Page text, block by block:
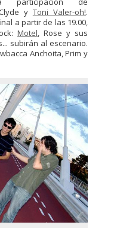
y Toni Valer-oh!.
a partir de las 19.00,
Motel, Rose y sus
subirán al escenario.
Anchoita, Prim y